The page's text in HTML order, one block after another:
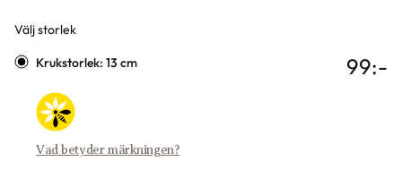
Välj storlek
Varianter
Krukstorlek: 13 cm
Vad betyder märkningen?
99:-